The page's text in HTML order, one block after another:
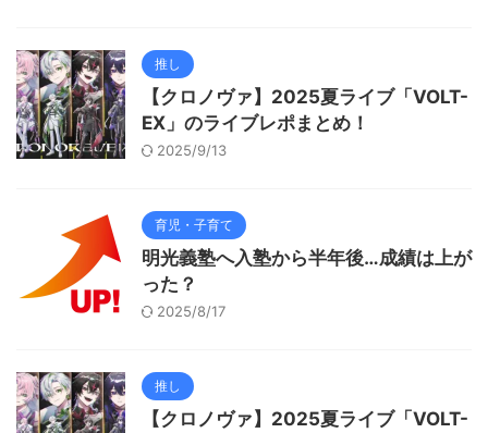
推し
【クロノヴァ】2025夏ライブ「VOLT-
EX」のライブレポまとめ！
2025/9/13
育児・子育て
明光義塾へ入塾から半年後…成績は上が
った？
2025/8/17
推し
【クロノヴァ】2025夏ライブ「VOLT-